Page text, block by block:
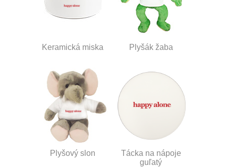
Keramická miska Plyšák žaba
Plyšový slon
Tácka na nápoje
guľatý